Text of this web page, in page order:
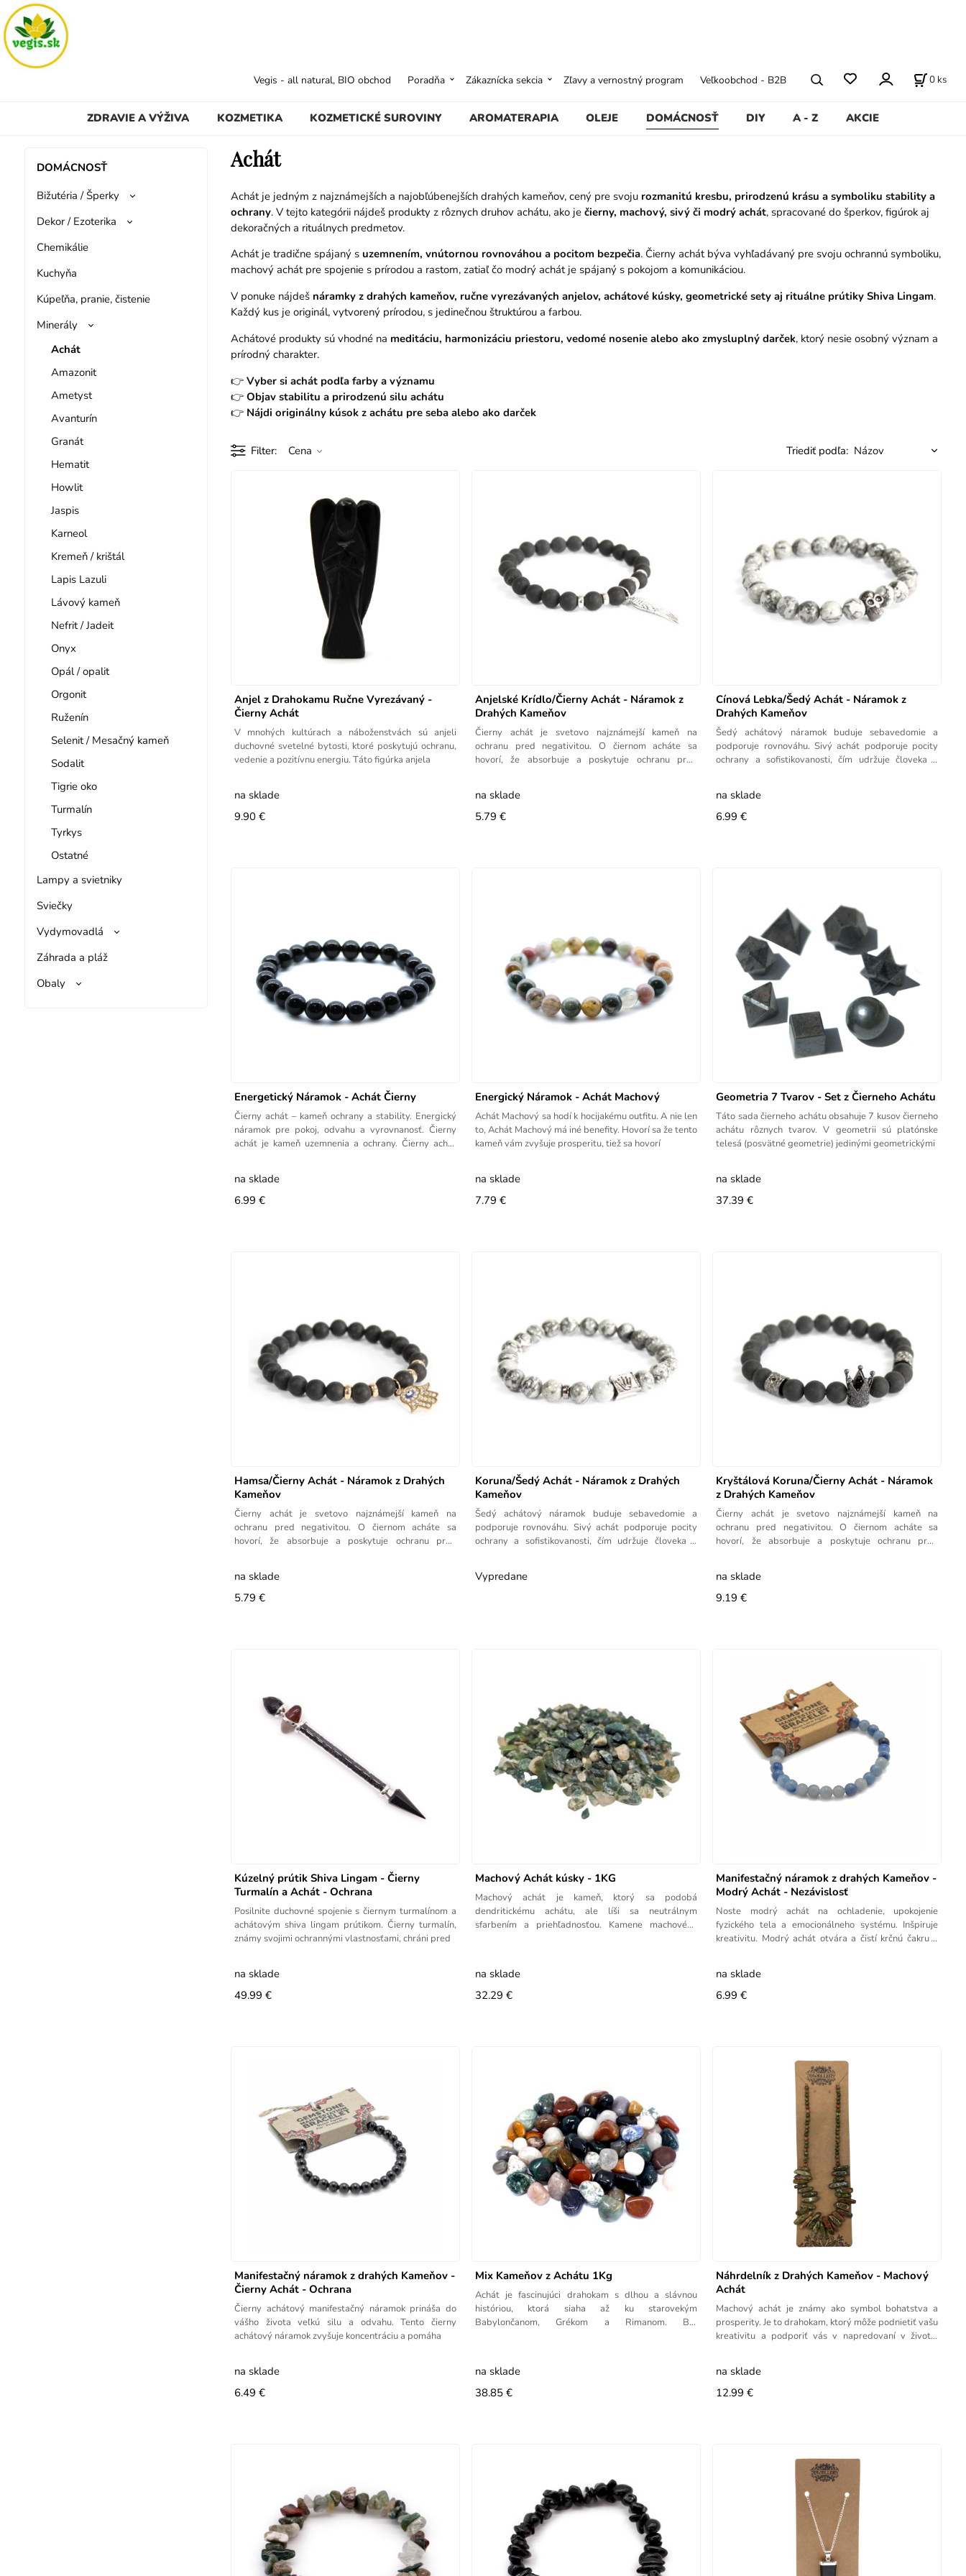
ZDRAVIE A VÝŽIVA KOZMETIKA KOZMETICKÉ SUROVINY AROMATERAPIA OLEJE DOMÁCNOSŤ DIY A - Z AKCIE
Vegis - all natural, BIO obchod Poradňa Zákaznícka sekcia Zľavy a vernostný program Veľkoobchod - B2B 0 ks
DOMÁCNOSŤ
Bižutéria / Šperky
Dekor / Ezoterika
Chemikálie
Kuchyňa
Kúpeľňa, pranie, čistenie
Minerály
Achát
Amazonit
​Ametyst
Avanturín
Granát
Hematit
Howlit
Jaspis
Karneol
Kremeň / krištál
Lapis Lazuli
Lávový kameň
Nefrit / Jadeit
Onyx
Opál / opalit
Orgonit
Ruženín
Selenit / Mesačný kameň
Sodalit
Tigrie oko
Turmalín
Tyrkys
Ostatné
Lampy a svietniky
Sviečky
Vydymovadlá
Záhrada a pláž
Obaly
Achát
Achát je jedným z najznámejších a najobľúbenejších drahých kameňov, cený pre svoju rozmanitú kresbu, prirodzenú krásu a symboliku stability a
ochrany. V tejto kategórii nájdeš produkty z rôznych druhov achátu, ako je čierny, machový, sivý či modrý achát, spracované do šperkov, figúrok aj
dekoračných a rituálnych predmetov.
Achát je tradične spájaný s uzemnením, vnútornou rovnováhou a pocitom bezpečia. Čierny achát býva vyhľadávaný pre svoju ochrannú symboliku,
machový achát pre spojenie s prírodou a rastom, zatiaľ čo modrý achát je spájaný s pokojom a komunikáciou.
V ponuke nájdeš náramky z drahých kameňov, ručne vyrezávaných anjelov, achátové kúsky, geometrické sety aj rituálne prútiky Shiva Lingam.
Každý kus je originál, vytvorený prírodou, s jedinečnou štruktúrou a farbou.
Achátové produkty sú vhodné na meditáciu, harmonizáciu priestoru, vedomé nosenie alebo ako zmysluplný darček, ktorý nesie osobný význam a
prírodný charakter.
👉 Vyber si achát podľa farby a významu
👉 Objav stabilitu a prirodzenú silu achátu
👉 Nájdi originálny kúsok z achátu pre seba alebo ako darček
Filter Cena Triediť podľa:
Anjel z Drahokamu Ručne Vyrezávaný -
Čierny Achát
V mnohých kultúrach a náboženstvách sú anjeli
duchovné svetelné bytosti, ktoré poskytujú ochranu,
vedenie a pozitívnu energiu. Táto figúrka anjela
na sklade
9.90 €
Anjelské Krídlo/Čierny Achát - Náramok z
Drahých Kameňov
Čierny achát je svetovo najznámejší kameň na
ochranu pred negativitou. O čiernom acháte sa
hovorí, že absorbuje a poskytuje ochranu pred
na sklade
5.79 €
Cínová Lebka/Šedý Achát - Náramok z
Drahých Kameňov
Šedý achátový náramok buduje sebavedomie a
podporuje rovnováhu. Sivý achát podporuje pocity
ochrany a sofistikovanosti, čím udržuje človeka v
na sklade
6.99 €
Energetický Náramok - Achát Čierny
Čierny achát – kameň ochrany a stability. Energický
náramok pre pokoj, odvahu a vyrovnanosť. Čierny
achát je kameň uzemnenia a ochrany. Čierny achát
na sklade
6.99 €
Energický Náramok - Achát Machový
Achát Machový sa hodí k hocijakému outfitu. A nie len
to, Achát Machový má iné benefity. Hovorí sa že tento
kameň vám zvyšuje prosperitu, tiež sa hovorí
na sklade
7.79 €
Geometria 7 Tvarov - Set z Čierneho Achátu
Táto sada čierneho achátu obsahuje 7 kusov čierneho
achátu rôznych tvarov. V geometrii sú platónske
telesá (posvätné geometrie) jedinými geometrickými
na sklade
37.39 €
Hamsa/Čierny Achát - Náramok z Drahých
Kameňov
Čierny achát je svetovo najznámejší kameň na
ochranu pred negativitou. O čiernom acháte sa
hovorí, že absorbuje a poskytuje ochranu pred
na sklade
5.79 €
Koruna/Šedý Achát - Náramok z Drahých
Kameňov
Šedý achátový náramok buduje sebavedomie a
podporuje rovnováhu. Sivý achát podporuje pocity
ochrany a sofistikovanosti, čím udržuje človeka v
Vypredane
Kryštálová Koruna/Čierny Achát - Náramok
z Drahých Kameňov
Čierny achát je svetovo najznámejší kameň na
ochranu pred negativitou. O čiernom acháte sa
hovorí, že absorbuje a poskytuje ochranu pred
na sklade
9.19 €
Kúzelný prútik Shiva Lingam - Čierny
Turmalín a Achát - Ochrana
Posilnite duchovné spojenie s čiernym turmalínom a
achátovým shiva lingam prútikom. Čierny turmalín,
známy svojimi ochrannými vlastnosťami, chráni pred
na sklade
49.99 €
Machový Achát kúsky - 1KG
Machový achát je kameň, ktorý sa podobá
dendritickému achátu, ale líši sa neutrálnym
sfarbením a priehľadnosťou. Kamene machového
na sklade
32.29 €
Manifestačný náramok z drahých Kameňov -
Modrý Achát - Nezávislosť
Noste modrý achát na ochladenie, upokojenie
fyzického tela a emocionálneho systému. Inšpiruje
kreativitu. Modrý achát otvára a čistí krčnú čakru a
na sklade
6.99 €
Manifestačný náramok z drahých Kameňov -
Čierny Achát - Ochrana
Čierny achátový manifestačný náramok prináša do
vášho života veľkú silu a odvahu. Tento čierny
achátový náramok zvyšuje koncentráciu a pomáha
na sklade
6.49 €
Mix Kameňov z Achátu 1Kg
Achát je fascinujúci drahokam s dlhou a slávnou
históriou, ktorá siaha až ku starovekým
Babylončanom, Grékom a Rimanom. Bol
na sklade
38.85 €
Náhrdelník z Drahých Kameňov - Machový
Achát
Machový achát je známy ako symbol bohatstva a
prosperity. Je to drahokam, ktorý môže podnietiť vašu
kreativitu a podporiť vás v napredovaní v živote.
na sklade
12.99 €